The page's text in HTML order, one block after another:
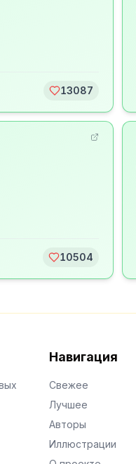
13087
10504
Навигация
Свежее
Лучшее
Авторы
Иллюстрации